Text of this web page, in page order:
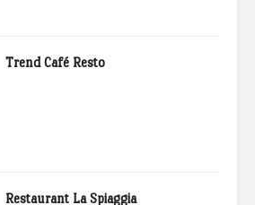
Trend Café Resto
Restaurant La Spiaggia